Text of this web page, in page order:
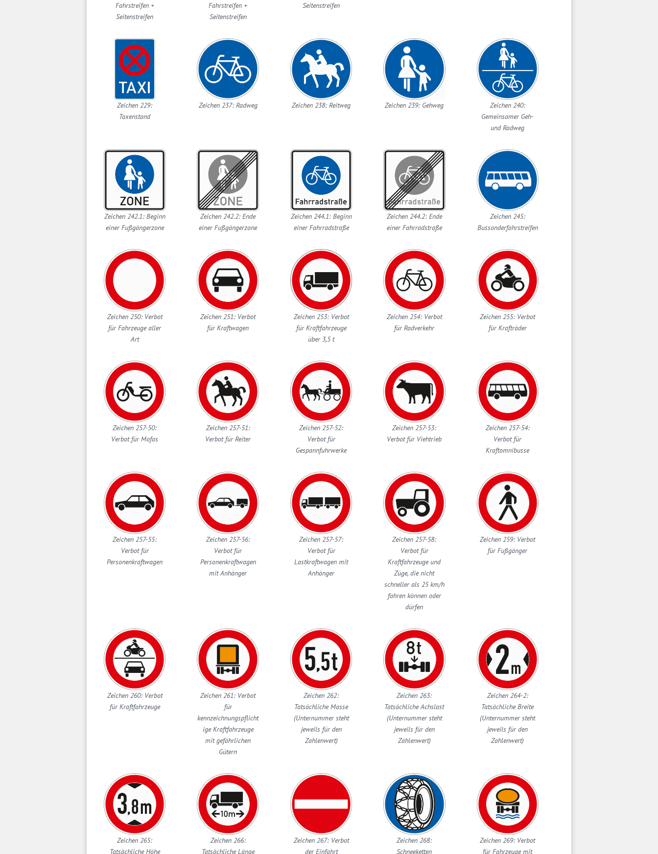
Fahrstreifen +
Seitenstreifen
Fahrstreifen +
Seitenstreifen
Seitenstreifen
Zeichen 229:
Taxenstand
Zeichen 237: Radweg Zeichen 238: Reitweg Zeichen 239: Gehweg
Zeichen 240:
Gemeinsamer Geh-
und Radweg
Zeichen 242.1: Beginn
einer Fußgängerzone
Zeichen 242.2: Ende
einer Fußgängerzone
Zeichen 244.1: Beginn
einer Fahrradstraße
Zeichen 244.2: Ende
einer Fahrradstraße
Zeichen 245:
Bussonderfahrstreifen
Zeichen 250: Verbot
für Fahrzeuge aller
Art
Zeichen 251: Verbot
für Kraftwagen
Zeichen 253: Verbot
für Kraftfahrzeuge
über 3,5 t
Zeichen 254: Verbot
für Radverkehr
Zeichen 255: Verbot
für Krafträder
Zeichen 257-50:
Verbot für Mofas
Zeichen 257-51:
Verbot für Reiter
Zeichen 257-52:
Verbot für
Gespannfuhrwerke
Zeichen 257-53:
Verbot für Viehtrieb
Zeichen 257-54:
Verbot für
Kraftomnibusse
Zeichen 257-55:
Verbot für
Personenkraftwagen
Zeichen 257-56:
Verbot für
Personenkraftwagen
mit Anhänger
Zeichen 257-57:
Verbot für
Lastkraftwagen mit
Anhänger
Zeichen 257-58:
Verbot für
Kraftfahrzeuge und
Züge, die nicht
schneller als 25 km/h
fahren können oder
dürfen
Zeichen 259: Verbot
für Fußgänger
Zeichen 260: Verbot
für Kraftfahrzeuge
Zeichen 261: Verbot
für
kennzeichnungspflicht
ige Kraftfahrzeuge
mit gefährlichen
Gütern
Zeichen 262:
Tatsächliche Masse
(Unternummer steht
jeweils für den
Zahlenwert)
Zeichen 263:
Tatsächliche Achslast
(Unternummer steht
jeweils für den
Zahlenwert)
Zeichen 264-2:
Tatsächliche Breite
(Unternummer steht
jeweils für den
Zahlenwert)
Zeichen 265:
Tatsächliche Höhe
Zeichen 266:
Tatsächliche Länge
Zeichen 267: Verbot
der Einfahrt
Zeichen 268:
Schneeketten
Zeichen 269: Verbot
für Fahrzeuge mit